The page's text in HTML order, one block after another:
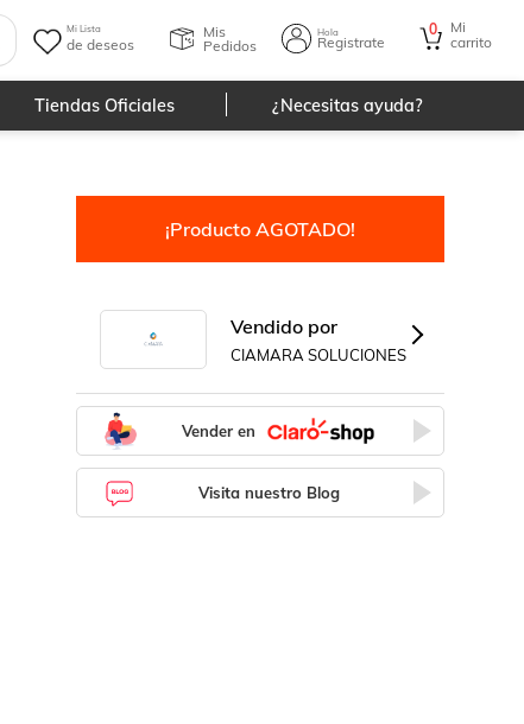
Mi Lista
de deseos
Mis
Pedidos
Hola
Registrate
0
Mi
carrito
Tiendas Oficiales ¿Necesitas ayuda?
¡Producto AGOTADO!
Vendido por
CIAMARA SOLUCIONES
Vender en
Visita nuestro Blog